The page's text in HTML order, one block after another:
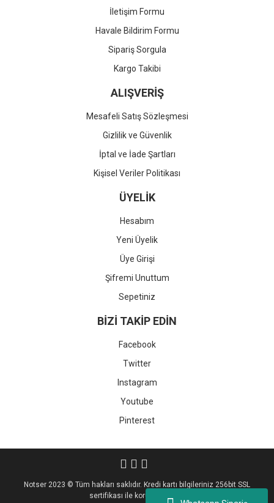
İletişim Formu
Havale Bildirim Formu
Sipariş Sorgula
Kargo Takibi
ALIŞVERİŞ
Mesafeli Satış Sözleşmesi
Gizlilik ve Güvenlik
İptal ve İade Şartları
Kişisel Veriler Politikası
ÜYELİK
Hesabım
Yeni Üyelik
Üye Girişi
Şifremi Unuttum
Sepetiniz
BİZİ TAKİP EDİN
Facebook
Twitter
Instagram
Youtube
Pinterest
Notser 2023 © Tüm hakları saklıdır. Kredi kartı bilgileriniz 256bit SSL
sertifikası ile korunmaktadır.